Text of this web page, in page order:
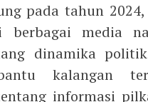
pada tahun
berbagai media
dinamika
kalangan
informasi